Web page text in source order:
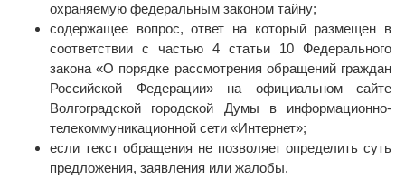
охраняемую федеральным законом тайну;
содержащее вопрос, ответ на который размещен в
соответствии с частью 4 статьи 10 Федерального
закона «О порядке рассмотрения обращений граждан
Российской Федерации» на официальном сайте
Волгоградской городской Думы в информационно-
телекоммуникационной сети «Интернет»;
если текст обращения не позволяет определить суть
предложения, заявления или жалобы.